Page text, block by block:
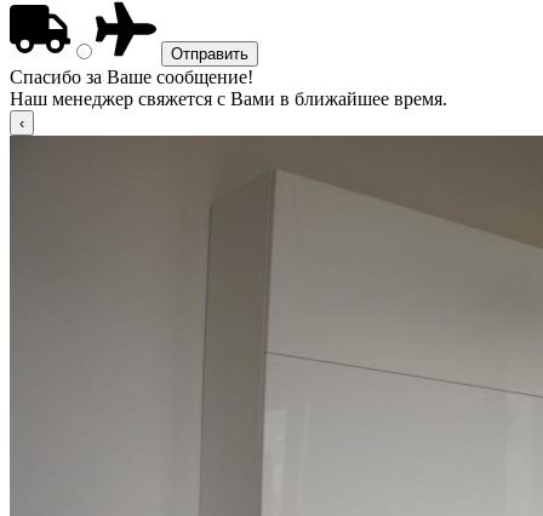
Спасибо за Ваше сообщение!
Наш менеджер свяжется с Вами в ближайшее время.